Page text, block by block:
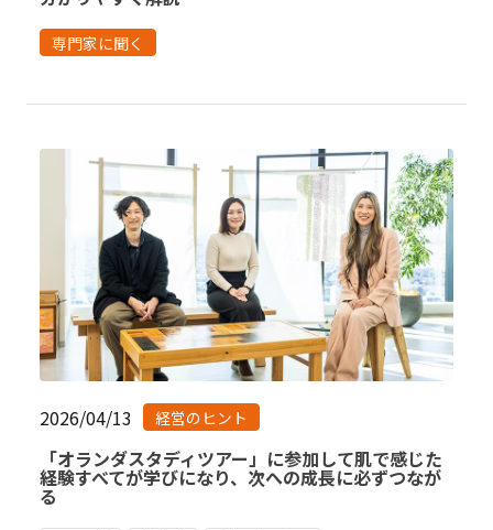
専門家に聞く
2026/04/13 経営のヒント
「オランダスタディツアー」に参加して肌で感じた
経験すべてが学びになり、次への成長に必ずつなが
る